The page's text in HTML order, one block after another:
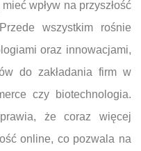
wpływ na przyszłość
wszystkim rośnie
oraz innowacjami,
do zakładania firm w
czy biotechnologia.
że coraz więcej
online, co pozwala na